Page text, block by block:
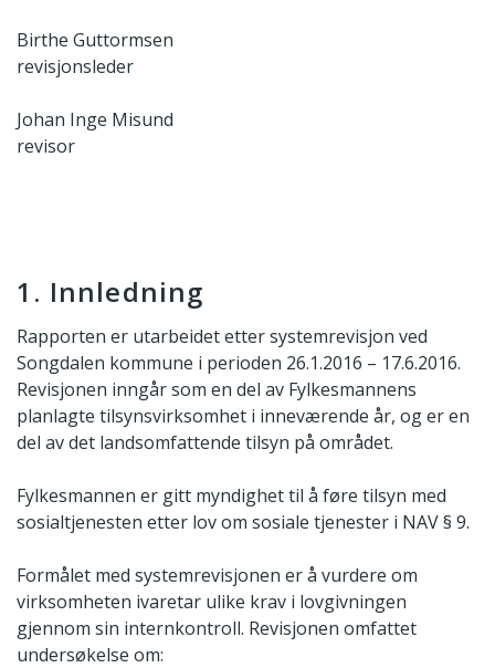
Birthe Guttormsen
revisjonsleder
Johan Inge Misund
revisor
1. Innledning
Rapporten er utarbeidet etter systemrevisjon ved
Songdalen kommune i perioden 26.1.2016 – 17.6.2016.
Revisjonen inngår som en del av Fylkesmannens
planlagte tilsynsvirksomhet i inneværende år, og er en
del av det landsomfattende tilsyn på området.
Fylkesmannen er gitt myndighet til å føre tilsyn med
sosialtjenesten etter lov om sosiale tjenester i NAV § 9.
Formålet med systemrevisjonen er å vurdere om
virksomheten ivaretar ulike krav i lovgivningen
gjennom sin internkontroll. Revisjonen omfattet
undersøkelse om: